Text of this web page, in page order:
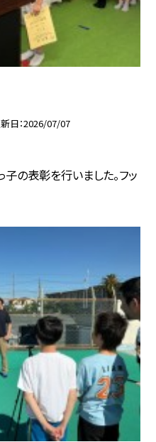
日 2026/07/07
の表彰を行いました。フッ